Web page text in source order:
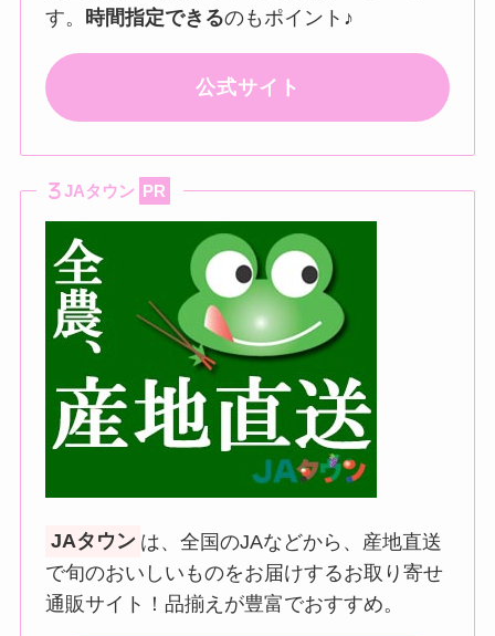
す。 時間指定できるのもポイント♪
公式サイト
JAタウン PR
JAタウン は、全国のJAなどから、産地直送
で旬のおいしいものをお届けするお取り寄せ
通販サイト！品揃えが豊富でおすすめ。